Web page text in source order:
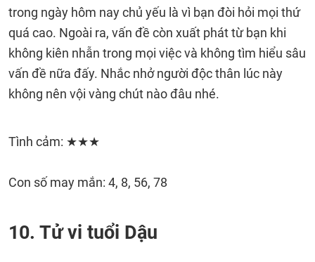
trong ngày hôm nay chủ yếu là vì bạn đòi hỏi mọi thứ
quá cao. Ngoài ra, vấn đề còn xuất phát từ bạn khi
không kiên nhẫn trong mọi việc và không tìm hiểu sâu
vấn đề nữa đấy. Nhắc nhở người độc thân lúc này
không nên vội vàng chút nào đâu nhé.
Tình cảm: ★★★
Con số may mắn: 4, 8, 56, 78
10. Tử vi tuổi Dậu